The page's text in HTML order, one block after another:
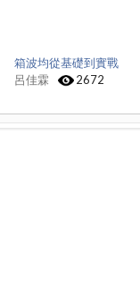
箱波均從基礎到實戰
呂佳霖
2672